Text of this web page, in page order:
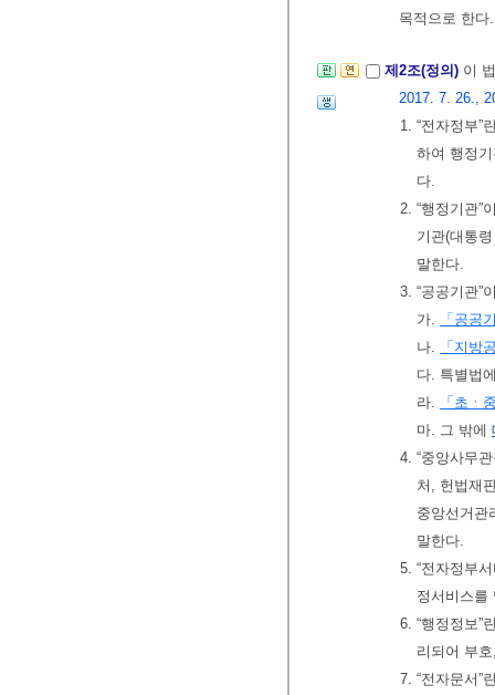
목적으로 한다.
제2조(정의) 이
2017. 7. 26.,
1. “전자정부”
하여 행정
다.
2. “행정기관”
기관(대통
말한다.
3. “공공기관”
가.
「공공
나.
「지방
다. 특별법
라.
「초ㆍ
마. 그 밖에
4. “중앙사무
처, 헌법재
중앙선거관
말한다.
5. “전자정부
정서비스를
6. “행정정보”
리되어 부
7. “전자문서”